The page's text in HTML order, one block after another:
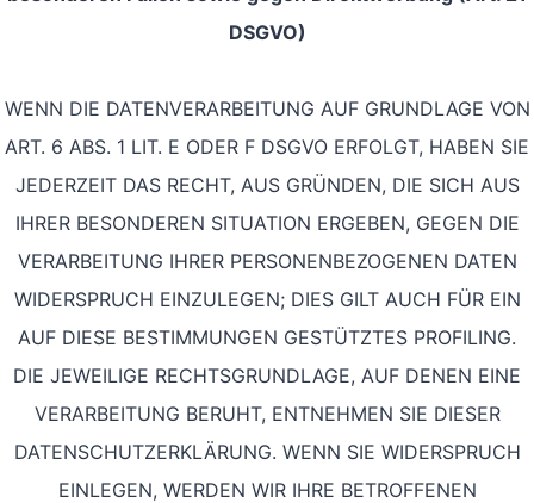
DSGVO)
WENN DIE DATENVERARBEITUNG AUF GRUNDLAGE VON
ART. 6 ABS. 1 LIT. E ODER F DSGVO ERFOLGT, HABEN SIE
JEDERZEIT DAS RECHT, AUS GRÜNDEN, DIE SICH AUS
IHRER BESONDEREN SITUATION ERGEBEN, GEGEN DIE
VERARBEITUNG IHRER PERSONENBEZOGENEN DATEN
WIDERSPRUCH EINZULEGEN; DIES GILT AUCH FÜR EIN
AUF DIESE BESTIMMUNGEN GESTÜTZTES PROFILING.
DIE JEWEILIGE RECHTSGRUNDLAGE, AUF DENEN EINE
VERARBEITUNG BERUHT, ENTNEHMEN SIE DIESER
DATENSCHUTZERKLÄRUNG. WENN SIE WIDERSPRUCH
EINLEGEN, WERDEN WIR IHRE BETROFFENEN